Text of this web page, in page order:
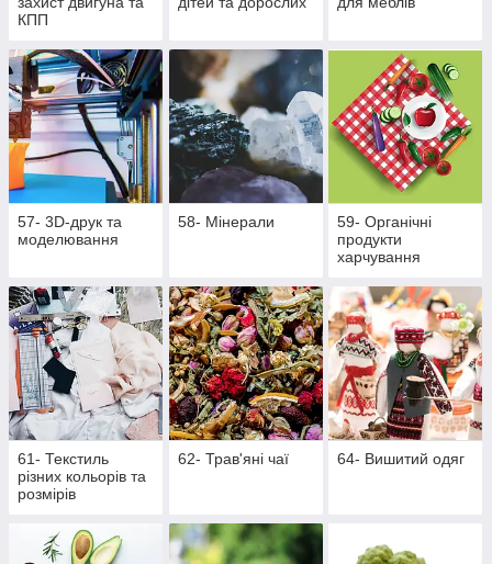
КПП
57- 3D-друк та
моделювання
58- Мінерали
59- Органічні
продукти
харчування
61- Текстиль
різних кольорів та
розмірів
62- Трав'яні чаї 64- Вишитий одяг